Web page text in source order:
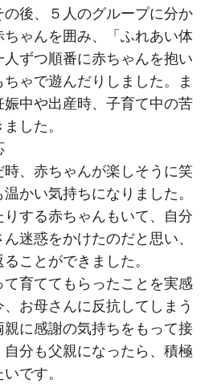
後、５人のグループに分か
ゃんを囲み、「ふれあい体
ずつ順番に赤ちゃんを抱い
ゃで遊んだりしました。ま
中や出産時、子育て中の苦
した。
時、赤ちゃんが楽しそうに笑
かい気持ちになりました。
する赤ちゃんもいて、自分
迷惑をかけたのだと思い、
ことができました。
て育ててもらったことを実感
お母さんに反抗してしまう
親に感謝の気持ちをもって接
自分も父親になったら、積極
です。